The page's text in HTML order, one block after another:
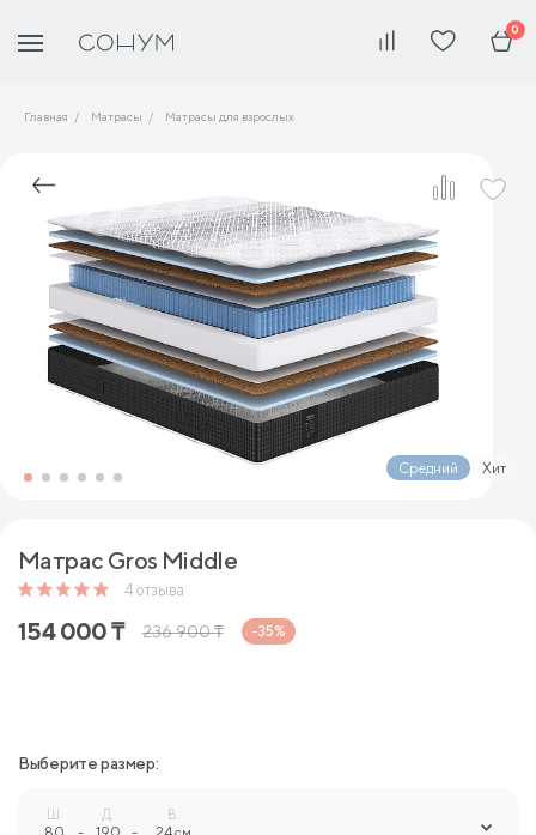
0
Главная Матрасы Матрасы для взрослых
Средний Хит
Матрас Gros Middle
4 отзыва
154 000₸ 236 900₸ -35%
Выберите размер:
Ш. Д. В.